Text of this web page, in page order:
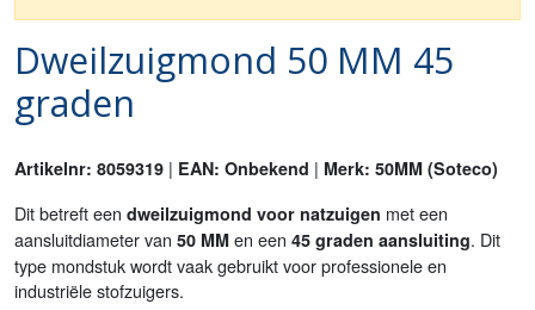
Dweilzuigmond 50 MM 45
graden
Artikelnr: 8059319 | EAN: Onbekend | Merk: 50MM (Soteco)
Dit betreft een dweilzuigmond voor natzuigen met een
aansluitdiameter van 50 MM en een 45 graden aansluiting. Dit
type mondstuk wordt vaak gebruikt voor professionele en
industriële stofzuigers.